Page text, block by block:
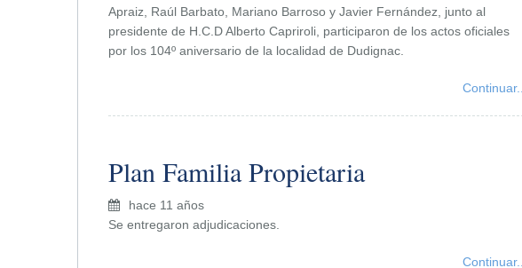
Apraiz, Raúl Barbato, Mariano Barroso y Javier Fernández, junto al
presidente de H.C.D Alberto Capriroli, participaron de los actos oficiales
por los 104º aniversario de la localidad de Dudignac.
Continuar...
Plan Familia Propietaria
hace 11 años
Se entregaron adjudicaciones.
Continuar...